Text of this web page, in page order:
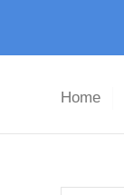
Home